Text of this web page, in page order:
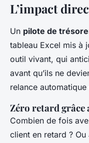
L’impact
Un pilote de
tableau Excel mis à
outil vivant, qui
avant qu’ils ne
relance automatique
Zéro retard grâce
Combien de fois
client en retard ? Ou